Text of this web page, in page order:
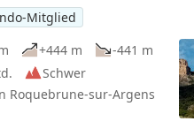
Mitglied
+444 m
-441 m
Schwer
Roquebrune-sur-Argens